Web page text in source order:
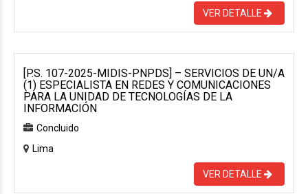
VER DETALLE
[P.S. 107-2025-MIDIS-PNPDS] – SERVICIOS DE UN/A
(1) ESPECIALISTA EN REDES Y COMUNICACIONES
PARA LA UNIDAD DE TECNOLOGÍAS DE LA
INFORMACIÓN
Concluido
Lima
VER DETALLE